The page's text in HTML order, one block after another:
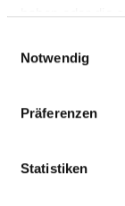
Notwendig
Präferenzen
Statistiken